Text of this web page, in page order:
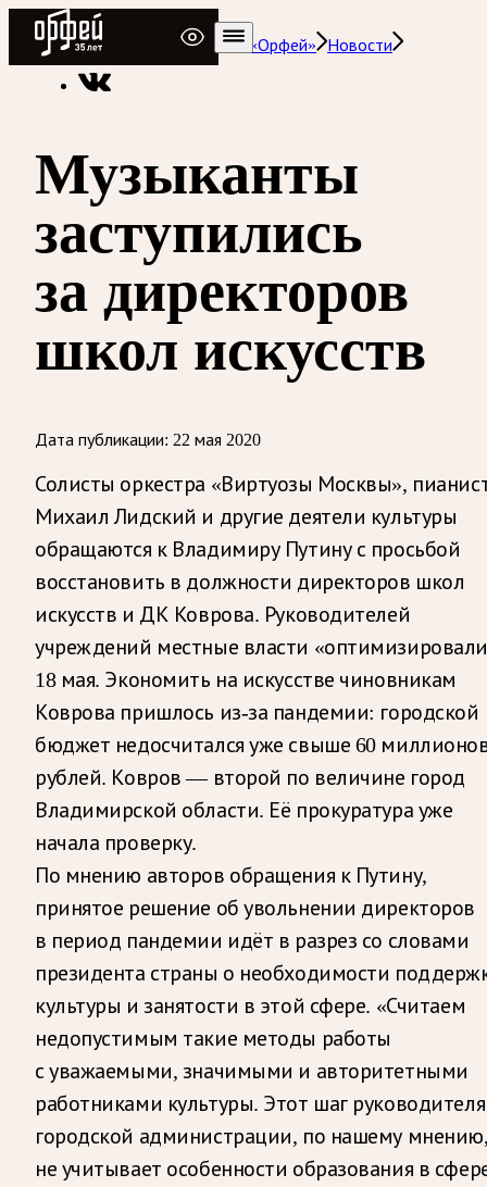
Радио Орфей
Радио классической музыки «Орфей»
Новости
Музыканты
заступились
за директоров
школ искусств
Дата публикации: 22 мая 2020
Солисты оркестра «Виртуозы Москвы»,
Михаил Лидский и другие деятели культуры
обращаются к Владимиру Путину с просьбой
восстановить в должности директоров школ
искусств и ДК Коврова. Руководителей
учреждений местные власти
18 мая. Экономить на искусстве чиновникам
Коврова пришлось из-за пандемии: городской
бюджет недосчитался уже свыше 60
рублей. Ковров — второй по величине город
Владимирской области. Её прокуратура уже
начала проверку.
По мнению авторов обращения к Путину,
принятое решение об увольнении директоров
в период пандемии идёт в разрез со словами
президента страны о необходимости
культуры и занятости в этой сфере. «Считаем
недопустимым такие методы работы
с уважаемыми, значимыми и авторитетными
работниками культуры. Этот шаг руководителя
городской администрации, по нашему
не учитывает особенности образования в